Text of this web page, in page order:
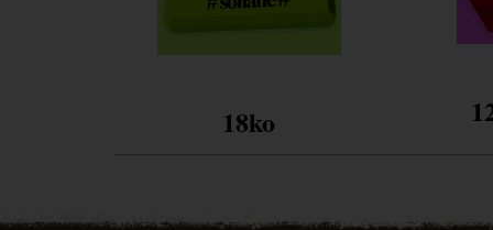
18ko